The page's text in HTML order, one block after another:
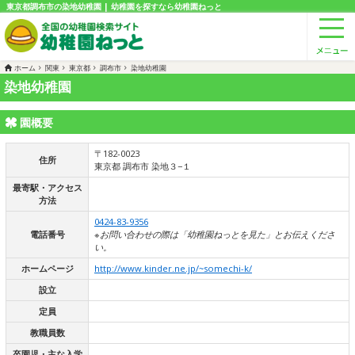
東京都調布市の染地幼稚園 | 幼稚園を探すなら幼稚園ねっと
ホーム 関東 東京都 調布市 染地幼稚園
染地幼稚園
園概要
住所
〒182-0023
東京都 調布市 染地３−１
最寄駅・アクセス
方法
電話番号
0424-83-9356
※お問い合わせの際は「幼稚園ねっとを見た」とお伝えくださ
い。
ホームページ
http://www.kinder.ne.jp/~somechi-k/
設立
定員
教職員数